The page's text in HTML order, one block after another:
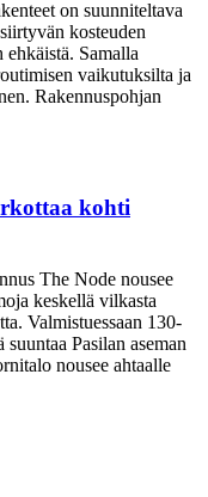
on suunniteltava
kosteuden
Samalla
vaikutuksilta ja
Rakennuspohjan
kohti
The Node nousee
keskellä vilkasta
Valmistuessaan 130-
Pasilan aseman
nousee ahtaalle